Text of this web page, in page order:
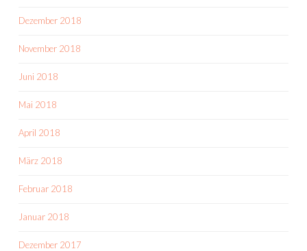
Dezember 2018
November 2018
Juni 2018
Mai 2018
April 2018
März 2018
Februar 2018
Januar 2018
Dezember 2017